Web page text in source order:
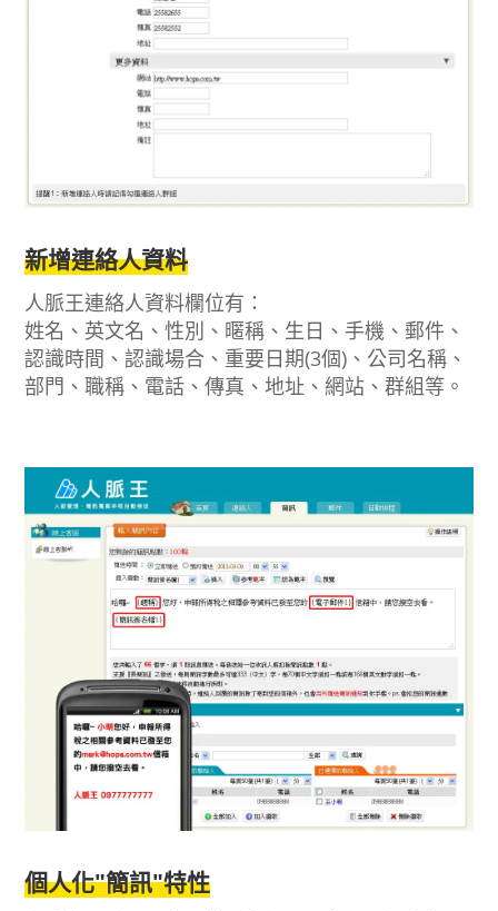
新增連絡人資料
人脈王連絡人資料欄位有：
姓名、英文名、性別、暱稱、生日、手機、郵件、
認識時間、認識場合、重要日期(3個)、公司名稱、
部門、職稱、電話、傳真、地址、網站、群組等。
個人化"簡訊"特性